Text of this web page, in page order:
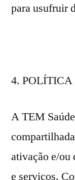
para usufruir
A TEM
ativação e/ou
e serviços.